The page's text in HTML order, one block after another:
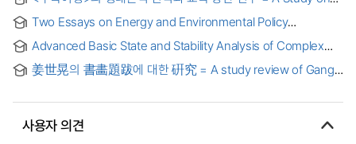
큰 마이크로 채널 히트 싱크 내부 과냉각 및 포화 비등 유동의
이송 현상에 대한 수치적인 연구
Seek Fortune) and Its Pedagogical Applications
Two Essays on Energy and Environmental Policy
Emissions and Analyzing the Economic Impacts of the Bio-
gas Supply Sector)
Advanced Basic State and Stability Analysis of Complex
Hypersonic Geometries
姜世晃의 書畵題跋에 대한 硏究 = A study review of Gang
사용자 의견